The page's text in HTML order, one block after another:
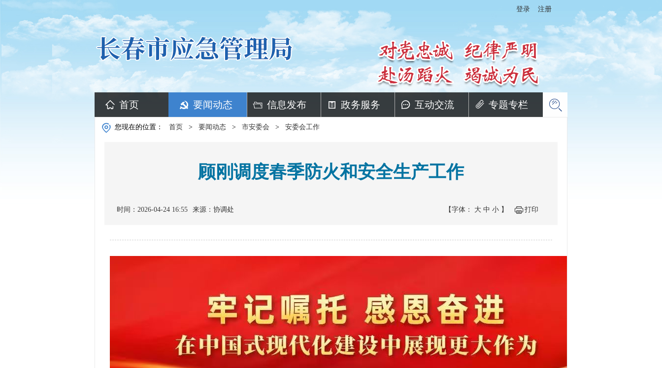
登录 注册
首页 要闻动态 信息发布 政务服务 互动交流 专题专栏
您现在的位置： 首页 > 要闻动态 > 市安委会 > 安委会工作
顾刚调度春季防火和安全生产工作
时间：2026-04-24 16:55 来源：协调处 【字体： 大 中 小 】 打印